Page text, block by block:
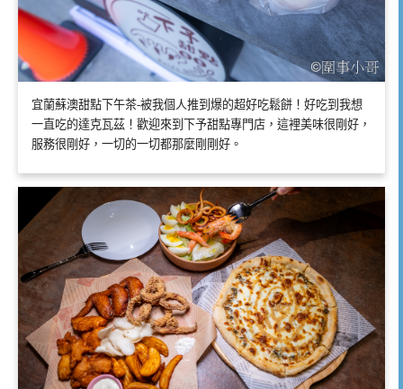
宜蘭蘇澳甜點下午茶-被我個人推到爆的超好吃鬆餅！好吃到我想
一直吃的達克瓦茲！歡迎來到下予甜點專門店，這裡美味很剛好，
服務很剛好，一切的一切都那麼剛剛好。